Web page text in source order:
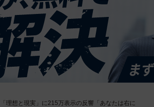
理想と現実」に215万表示の反響「あなたは右に